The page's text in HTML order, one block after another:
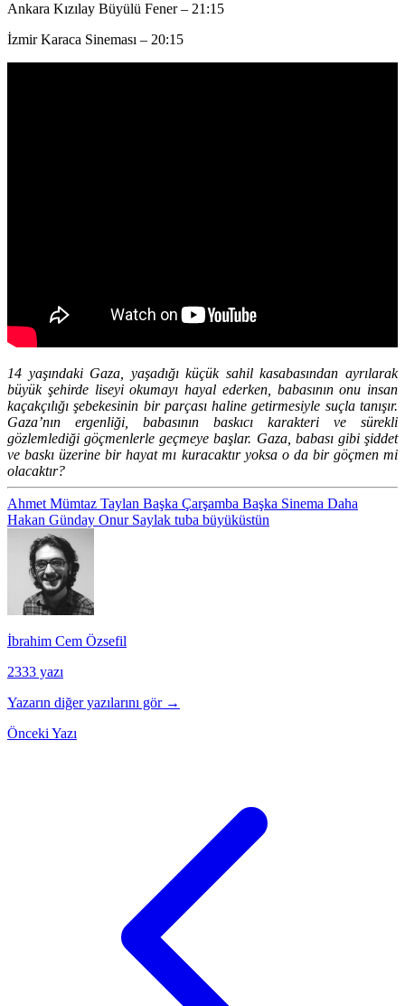
Ankara Kızılay Büyülü Fener – 21:15
İzmir Karaca Sineması – 20:15
14 yaşındaki Gaza, yaşadığı küçük sahil kasabasından ayrılarak
büyük şehirde liseyi okumayı hayal ederken, babasının onu insan
kaçakçılığı şebekesinin bir parçası haline getirmesiyle suçla tanışır.
Gaza’nın ergenliği, babasının baskıcı karakteri ve sürekli
gözlemlediği göçmenlerle geçmeye başlar. Gaza, babası gibi şiddet
ve baskı üzerine bir hayat mı kuracaktır yoksa o da bir göçmen mi
olacaktır?
Ahmet Mümtaz Taylan Başka Çarşamba Başka Sinema Daha
Hakan Günday Onur Saylak tuba büyüküstün
İbrahim Cem Özsefil
2333 yazı
Yazarın diğer yazılarını gör →
Önceki Yazı